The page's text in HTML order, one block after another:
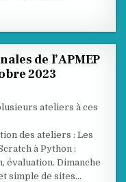
de l’APMEP
2023
ateliers à ces
des ateliers : Les
à Python :
évaluation. Dimanche
simple de sites…